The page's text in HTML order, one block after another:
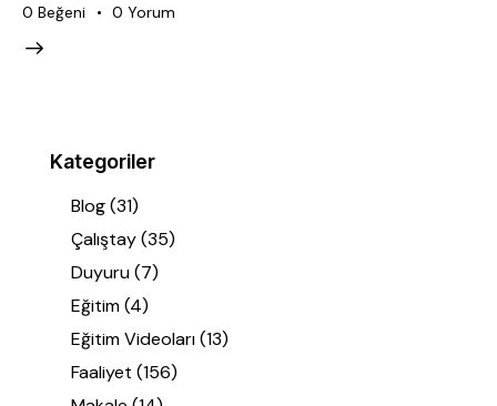
0 Beğeni 0 Yorum
Kategoriler
Blog(31)
Çalıştay(35)
Duyuru(7)
Eğitim(4)
Eğitim Videoları(13)
Faaliyet (156)